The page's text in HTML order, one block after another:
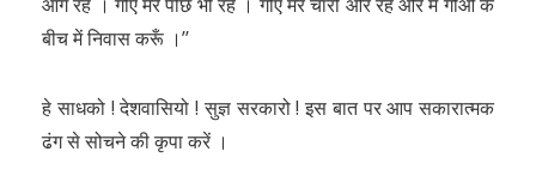
बीच में निवास करूँ ।’’
हे साधको ! देशवासियो ! सुज्ञ सरकारो ! इस बात पर आप सकारात्मक
ढंग से सोचने की कृपा करें ।